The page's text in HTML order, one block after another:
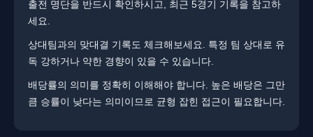
출전 명단을 반드시 확인하시고, 최근 5경기 기록을 참고하
세요.
상대팀과의 맞대결 기록도 체크해보세요. 특정 팀 상대로 유
독 강하거나 약한 경향이 있을 수 있습니다.
배당률의 의미를 정확히 이해해야 합니다. ​​높은 배당은 그만
큼 승률이 낮다는 의미이므로 균형 잡힌 접근이 필요합니다.